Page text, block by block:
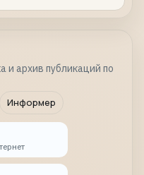
и архив публикаций по
Информер